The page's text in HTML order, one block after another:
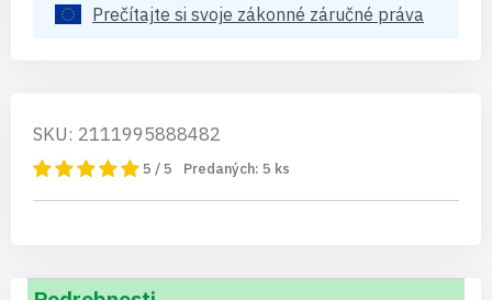
Prečítajte si svoje zákonné záručné práva
SKU: 2111995888482
5 / 5 Predaných: 5 ks